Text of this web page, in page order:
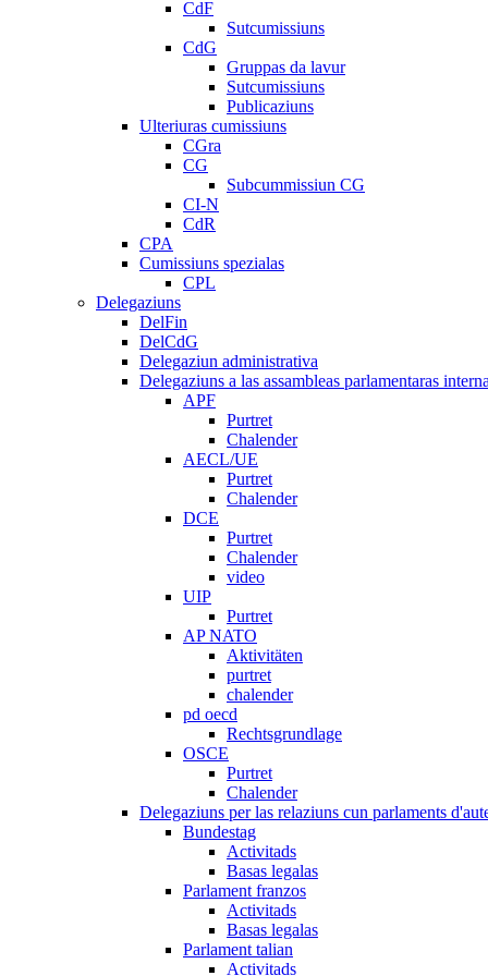
CdF
Sutcumissiuns
CdG
Gruppas da lavur
Sutcumissiuns
Publicaziuns
Ulteriuras cumissiuns
CGra
CG
Subcummissiun CG
CI-N
CdR
CPA
Cumissiuns spezialas
CPL
Delegaziuns
DelFin
DelCdG
Delegaziun administrativa
Delegaziuns a las assambleas parlamentaras
APF
Purtret
Chalender
AECL/UE
Purtret
Chalender
DCE
Purtret
Chalender
video
UIP
Purtret
AP NATO
Aktivitäten
purtret
chalender
pd oecd
Rechtsgrundlage
OSCE
Purtret
Chalender
Delegaziuns per las relaziuns cun parlaments
Bundestag
Activitads
Basas legalas
Parlament franzos
Activitads
Basas legalas
Parlament talian
Activitads